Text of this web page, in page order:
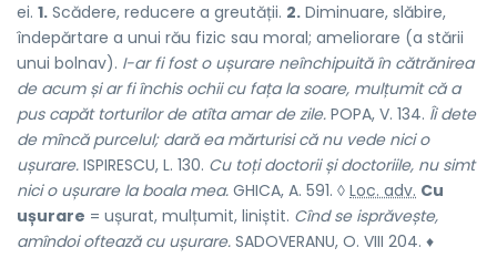
ei. 1. Scădere, reducere a greutății. 2. Diminuare, slăbire,
îndepărtare a unui rău fizic sau moral; ameliorare (a stării
unui bolnav). I-ar fi fost o ușurare neînchipuită în cătrănirea
de acum și ar fi închis ochii cu fața la soare, mulțumit că a
pus capăt torturilor de atîta amar de zile. POPA, V. 134. Îi dete
de mîncă purcelul; dară ea mărturisi că nu vede nici o
ușurare. ISPIRESCU, L. 130. Cu toți doctorii și doctoriile, nu simt
nici o ușurare la boala mea. GHICA, A. 591. ◊ Loc. adv. Cu
ușurare = ușurat, mulțumit, liniștit. Cînd se isprăvește,
amîndoi oftează cu ușurare. SADOVERANU, O. VIII 204. ♦